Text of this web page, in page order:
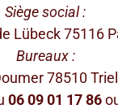
Siège social :
Lübeck 75116
Bureaux :
78510
06 09 01 17 86